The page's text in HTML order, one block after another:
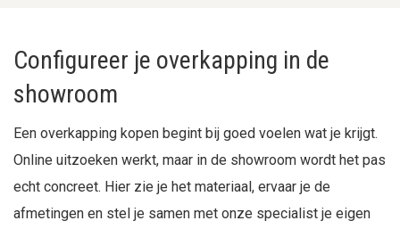
Configureer je overkapping in de
showroom
Een overkapping kopen begint bij goed voelen wat je krijgt.
Online uitzoeken werkt, maar in de showroom wordt het pas
echt concreet. Hier zie je het materiaal, ervaar je de
afmetingen en stel je samen met onze specialist je eigen